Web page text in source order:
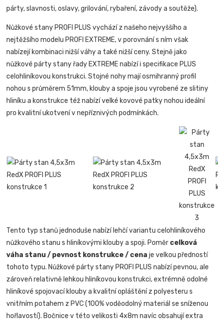
párty, slavnosti, oslavy, grilování, rybaření, závody a soutěže).
Nůžkové stany PROFI PLUS vychází z našeho nejvyššího a
nejtěžšího modelu PROFI EXTREME, v porovnání s ním však
nabízejí kombinaci nižší váhy a také nižší ceny. Stejně jako
nůžkové párty stany řady EXTREME nabízí i specifikace PLUS
celohliníkovou konstrukci. Stojné nohy mají osmihranný profil
nohou s průměrem 51mm, klouby a spoje jsou vyrobené ze slitiny
hliníku a konstrukce též nabízí velké kovové patky nohou ideální
pro kvalitní ukotvení v nepříznivých podmínkách.
Tento typ stanů jednoduše nabízí lehčí variantu celohliníkového
nůžkového stanu s hliníkovými klouby a spoji. Poměr celková
váha stanu / pevnost konstrukce / cenaje velkou předností
tohoto typu. Nůžkové párty stany PROFI PLUS nabízí pevnou, ale
zároveň relativně lehkou hliníkovou konstrukci, extrémně odolné
hliníkové spojovací klouby a kvalitní opláštění z polyesteru s
vnitřním potahem z PVC (100% voděodolný materiál se sníženou
hořlavostí). Bočnice v této velikosti 4x8m navíc obsahují extra